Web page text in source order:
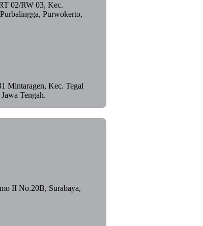
02/RW 03, Kec.
Purwokerto,
Mintaragen, Kec. Tegal
Tengah.
II No.20B, Surabaya,